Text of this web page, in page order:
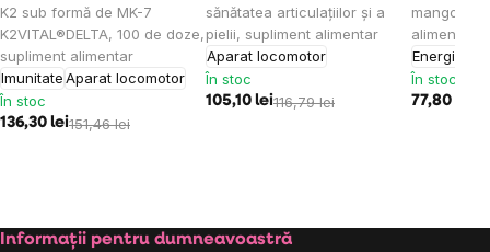
K2 sub formă de MK-7
K2VITAL®DELTA, 100 de doze,
supliment alimentar
ImunitateAparat locomotor
În stoc
136,30 lei151,46 lei
sănătatea articulațiilor și a
pielii, supliment alimentar
Aparat locomotor
În stoc
105,10 lei116,79 lei
mango, 30
alimentar
Energie
În stoc
77,80 lei
Subsol
Informații pentru dumneavoastră